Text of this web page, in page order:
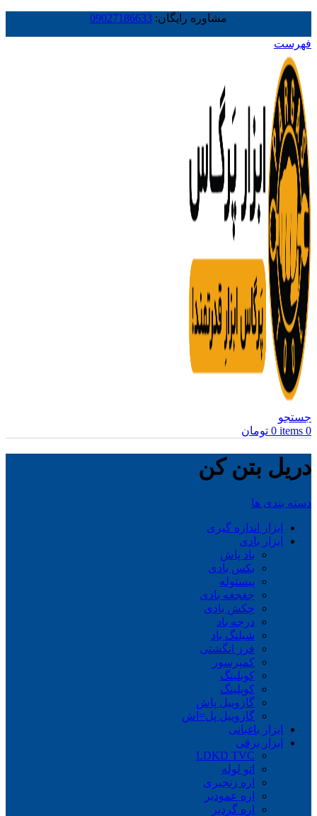
مشاوره رایگان: 09027186633
فهرست
جستجو
0
items
0 تومان
دریل بتن کن
دسته بندی ها
ابزار اندازه گیری
ابزار بادی
باد پاش
بکس بادی
پیستوله
جغجغه بادی
چکش بادی
درجه باد
شیلنگ باد
فرز انگشتی
کمپرسور
کوبلینگ
کوپلینگ
گازوییل پاش
گازوییل پل=اش
ابزار باغبانی
ابزار برقی
LDKD TVC
اتو لوله
اره زنجیری
اره عمودبر
اره گردبر